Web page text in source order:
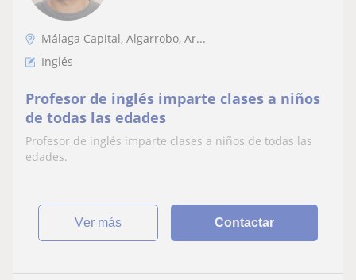
Málaga Capital, Algarrobo, Ar...
Inglés
Profesor de inglés imparte clases a niños
de todas las edades
Profesor de inglés imparte clases a niños de todas las
edades.
ver más Contactar